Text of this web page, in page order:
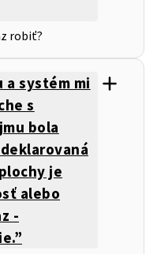
robiť?
a systém mi
s
bola
je
alebo
-